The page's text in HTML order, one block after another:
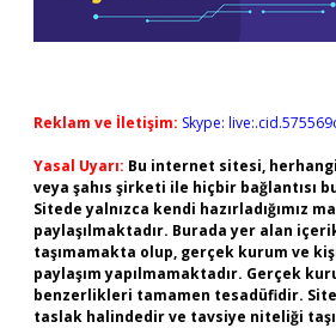
Reklam ve İletişim: Skype:
Yasal Uyarı: Bu internet sitesi,
veya şahıs şirketi ile hiçbir bağlantısı
Sitede yalnızca kendi hazırladığımız
paylaşılmaktadır. Burada yer alan
taşımamakta olup, gerçek kurum ve
paylaşım yapılmamaktadır. Gerçek
benzerlikleri tamamen tesadüfidir.
taslak halindedir ve tavsiye niteliği